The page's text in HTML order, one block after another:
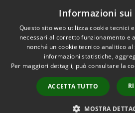
Dichiarazione di accessibilità
Accessibilità
Informazioni sui
Questo sito web utilizza cookie tecnici
necessari al corretto funzionamento e
nonché un cookie tecnico analitico
informazioni statistiche,
Per maggiori dettagli, può consultare la
ACCETTA TUTTO
MOSTRA